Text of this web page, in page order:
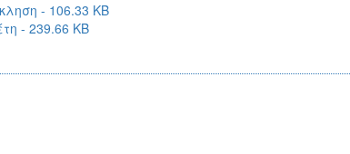
- 106.33 KB
- 239.66 KB